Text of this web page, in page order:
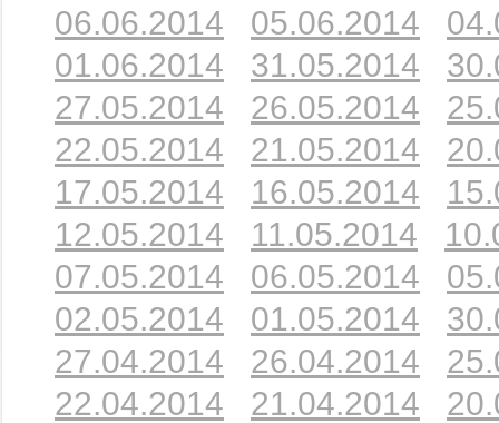
06.06.2014
05.06.2014
01.06.2014
31.05.2014
27.05.2014
26.05.2014
22.05.2014
21.05.2014
17.05.2014
16.05.2014
12.05.2014
11.05.2014
07.05.2014
06.05.2014
02.05.2014
01.05.2014
27.04.2014
26.04.2014
22.04.2014
21.04.2014